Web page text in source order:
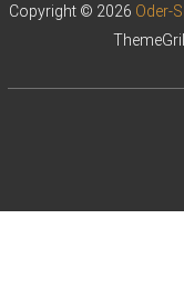
Copyright © 2026 Oder-